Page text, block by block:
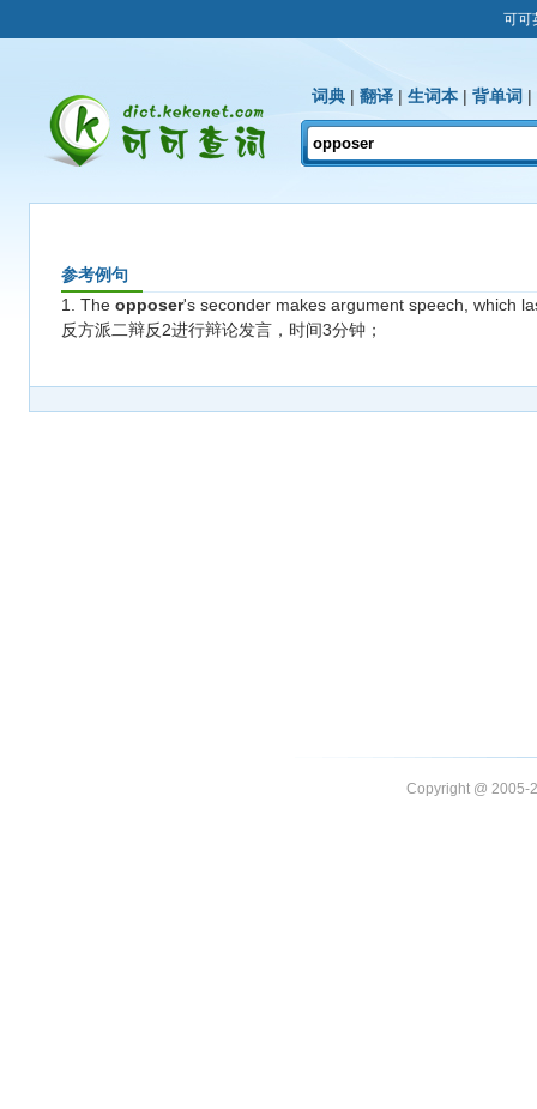
可可
词典 | 翻译 | 生词本 | 背单词 |
参考例句
1. The opposer's seconder makes argument speech, which
反方派二辩反2进行辩论发言，时间3分钟；
Copyright @